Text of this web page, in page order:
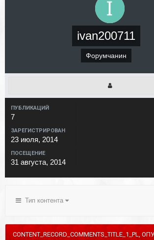
ivan200711
Форумчанин
ПУБЛИКАЦИЙ
7
ЗАРЕГИСТРИРОВАН
23 июля, 2014
ПОСЕЩЕНИЕ
31 августа, 2014
Тип контента